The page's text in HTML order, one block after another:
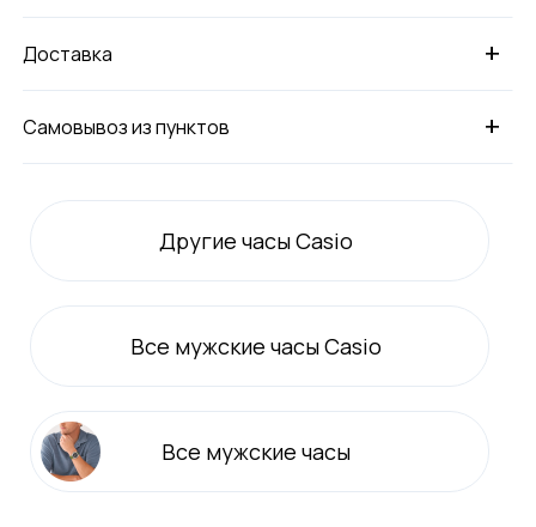
+
Доставка
+
Самовывоз из пунктов
Другие часы Casio
Все мужские часы Casio
Все мужские часы